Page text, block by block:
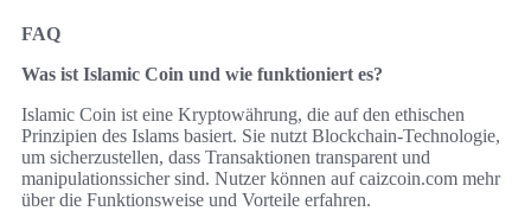
FAQ
Was ist Islamic Coin und wie funktioniert es?
Islamic Coin ist eine Kryptowährung, die auf den ethischen
Prinzipien des Islams basiert. Sie nutzt Blockchain-Technologie,
um sicherzustellen, dass Transaktionen transparent und
manipulationssicher sind. Nutzer können auf caizcoin.com mehr
über die Funktionsweise und Vorteile erfahren.